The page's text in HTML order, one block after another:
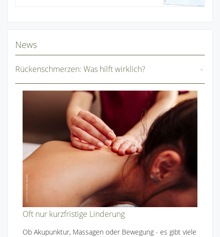
News
Rückenschmerzen: Was hilft wirklich?
Oft nur kurzfristige Linderung
Ob Akupunktur, Massagen oder Bewegung - es gibt viele